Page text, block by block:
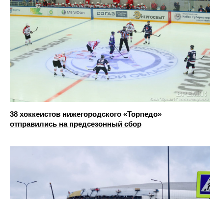
38 хоккеистов нижегородского «Торпедо»
отправились на предсезонный сбор